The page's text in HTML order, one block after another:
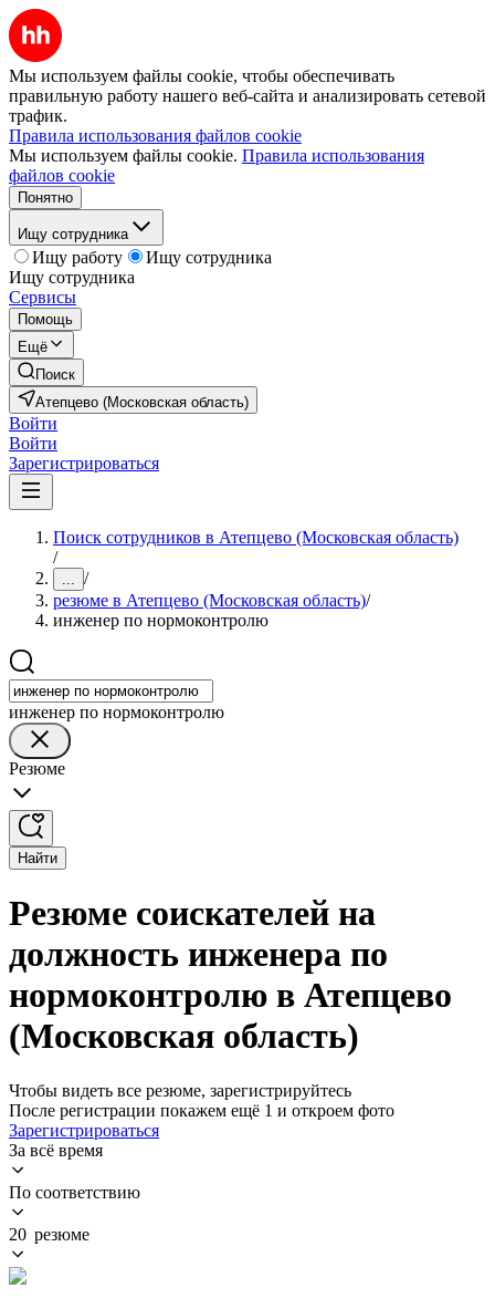
Мы используем файлы cookie, чтобы обеспечивать
правильную работу нашего веб-сайта и анализировать сетевой
трафик.
Правила использования файлов cookie
Мы используем файлы cookie. Правила использования
файлов cookie
Понятно
Ищу сотрудника
Ищу работу
Ищу сотрудника
Ищу сотрудника
Сервисы
Помощь
Ещё
Поиск
Атепцево (Московская область)
Войти
Войти
Зарегистрироваться
Поиск сотрудников в Атепцево (Московская область)
/
... /
резюме в Атепцево (Московская область)/
инженер по нормоконтролю
инженер по нормоконтролю
Резюме
Найти
Резюме соискателей на
должность инженера по
нормоконтролю в Атепцево
(Московская область)
Чтобы видеть все резюме, зарегистрируйтесь
После регистрации покажем ещё 1 и откроем фото
Зарегистрироваться
За всё время
По соответствию
20 резюме